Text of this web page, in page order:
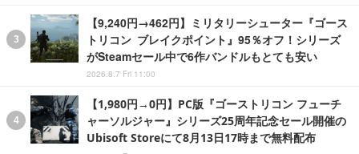
【9,240円→462円】ミリタリーシューター『ゴース
トリコン ブレイクポイント』95％オフ！シリーズ
がSteamセール中で6作バンドルもとても安い
2026.8.7 Fri 11:00
【1,980円→0円】PC版『ゴーストリコン フューチ
ャーソルジャー』シリーズ25周年記念セール開催の
Ubisoft Storeにて8月13日17時まで無料配布